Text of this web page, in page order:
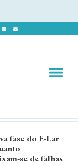
fase do E-Lar
se de falhas